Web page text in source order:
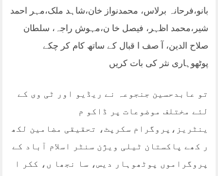
بانو،فرحانہ برلاس، محمدنواز خان،شاہد ملک،مہر احمد
شیر،محمد اظہر، فیصل خا ن،مہوش راجہ، سلطان
صلاح الدین، آ صف ا قبال کے ساتھ کام کر چکے
پوٹھوہاری نثر کی بات کریں
تو عابدحسین جنجوعہ نے ریڈیو اور ٹی وی کے
لئے مختلف موضوعات پر ڈاکو م
ینٹریز،پروگرام سکرپٹ، تحقیقی مضامین لکھ
ر کھے پاکستان ٹیلی ویژن سنٹر اسلام آباد کے
پروگراموں پوٹھوہار دیس، سا نجھا ں، ککر ا